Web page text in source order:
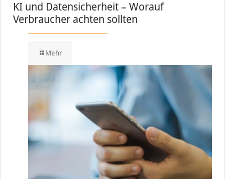
KI und Datensicherheit – Worauf
Verbraucher achten sollten
Mehr